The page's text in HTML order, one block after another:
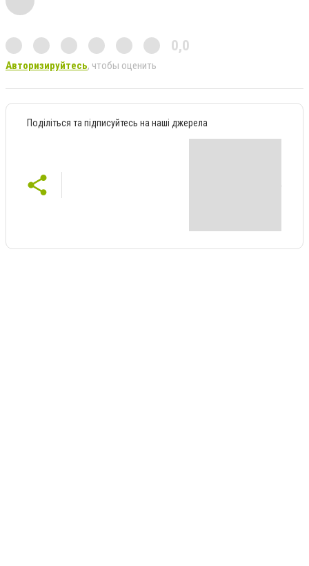
0,0
Авторизируйтесь, чтобы оценить
Поділіться та підписуйтесь на наші джерела